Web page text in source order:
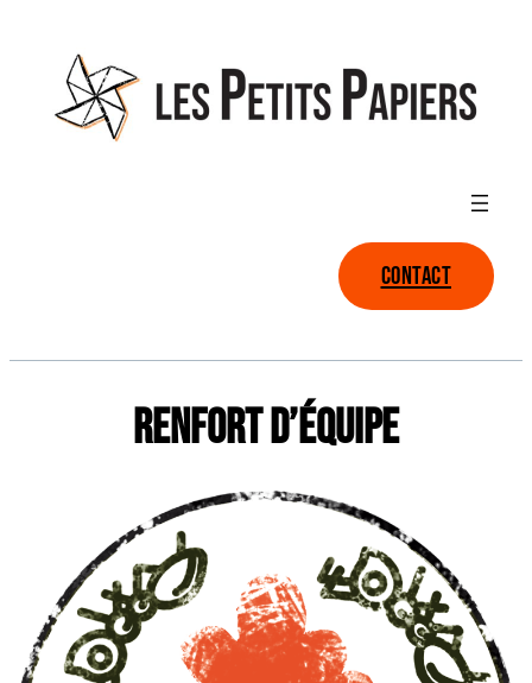
contenu
CONTACT
RENFORT D’ÉQUIPE